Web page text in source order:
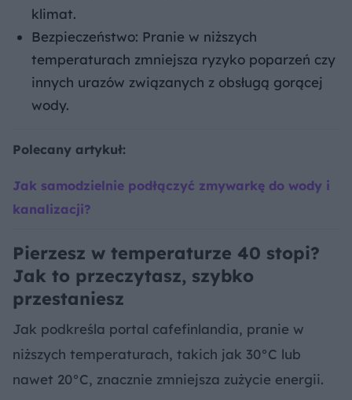
klimat.
Bezpieczeństwo: Pranie w niższych
temperaturach zmniejsza ryzyko poparzeń czy
innych urazów związanych z obsługą gorącej
wody.
Polecany artykuł:
Jak samodzielnie podłączyć zmywarkę do wody i
kanalizacji?
Pierzesz w temperaturze 40 stopi?
Jak to przeczytasz, szybko
przestaniesz
Jak podkreśla portal cafefinlandia, pranie w
niższych temperaturach, takich jak 30°C lub
nawet 20°C, znacznie zmniejsza zużycie energii.